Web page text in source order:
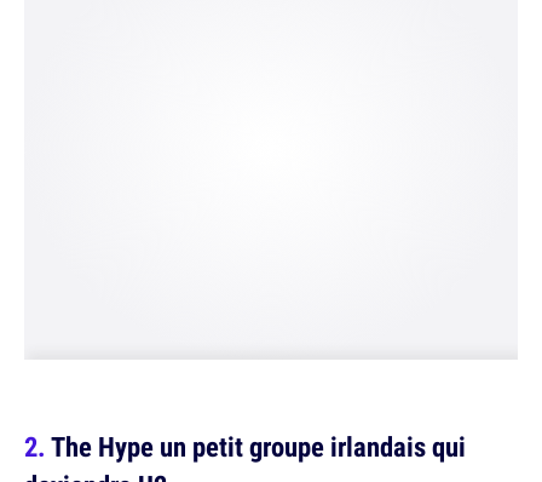
The Hype un petit groupe irlandais qui